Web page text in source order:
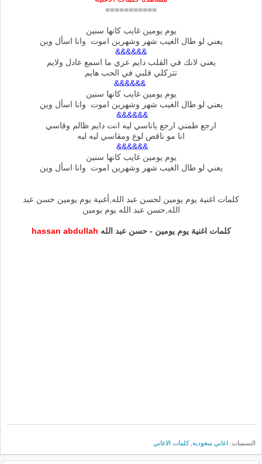
===========
يوم يومين غايب كانها سنين
يعني لو طال الغيب شهر وشهرين اموت وانا اسأل وين
&&&&&&
يعني لانك في القلب دايم عري ما اسمع عادل ولايم
تتركلي قلبي في الحب هايم
&&&&&&
يوم يومين غايب كانها سنين
يعني لو طال الغيب شهر وشهرين اموت وانا اسأل وين
&&&&&&
ارجع طمني ارجع ياناسي ليه انت دايم ظالم وقاسي
انا مو ناقص لوع ومقاسي ليه ليه
&&&&&&
يوم يومين غايب كانها سنين
يعني لو طال الغيب شهر وشهرين اموت وانا اسأل وين
كلمات اغنية يوم يومين لحسن عبد الله,أغنية يوم يومين حسن عبد
الله,حسن عبد الله يوم يومين
كلمات اغنية يوم يومين - حسن عبد الله
التسميات: اغاني سعودية ,كلمات الاغاني